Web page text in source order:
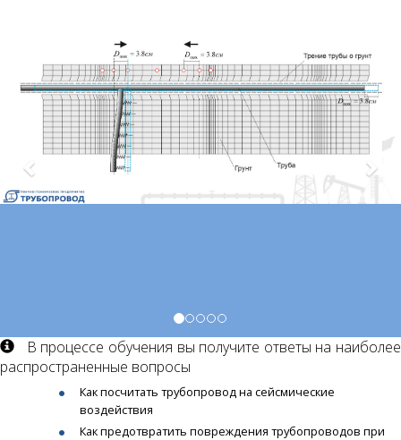
В процессе обучения вы получите ответы на наиболее
распространенные вопросы
Как посчитать трубопровод на сейсмические
воздействия
Как предотвратить повреждения трубопроводов при